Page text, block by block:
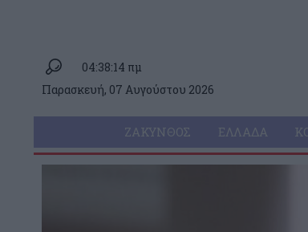
04:38:14 πμ
Παρασκευή, 07 Αυγούστου 2026
ΖΆΚΥΝΘΟΣ ΕΛΛΆΔΑ